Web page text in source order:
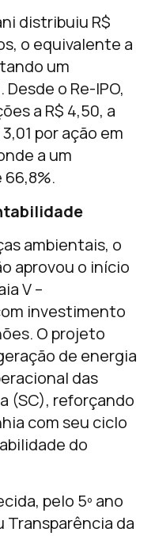
distribuiu R$
o equivalente a
um
o Re-IPO,
a R$ 4,50, a
por ação em
a um
ambientais, o
aprovou o início
V –
investimento
O projeto
de energia
das
(SC), reforçando
com seu ciclo
do
pelo 5º ano
da